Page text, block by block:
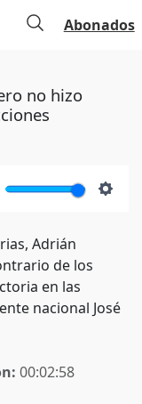
Abonados
no hizo
Adrián
de los
en las
nacional José
00:02:58